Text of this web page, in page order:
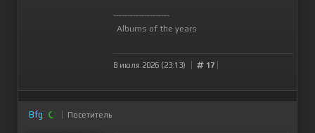
--------------------
Albums of the years
8 июля 2026 (23:13) 17
Bfg Посетитель